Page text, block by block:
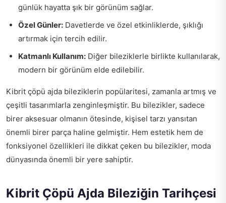
günlük hayatta şık bir görünüm sağlar.
Özel Günler: Davetlerde ve özel etkinliklerde, şıklığı
artırmak için tercih edilir.
Katmanlı Kullanım: Diğer bileziklerle birlikte kullanılarak,
modern bir görünüm elde edilebilir.
Kibrit çöpü ajda bileziklerin popülaritesi, zamanla artmış ve
çeşitli tasarımlarla zenginleşmiştir. Bu bilezikler, sadece
birer aksesuar olmanın ötesinde, kişisel tarzı yansıtan
önemli birer parça haline gelmiştir. Hem estetik hem de
fonksiyonel özellikleri ile dikkat çeken bu bilezikler, moda
dünyasında önemli bir yere sahiptir.
Kibrit Çöpü Ajda Bileziğin Tarihçesi